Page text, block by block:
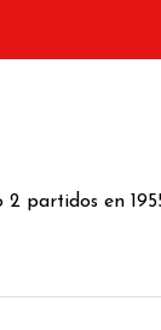
partidos en